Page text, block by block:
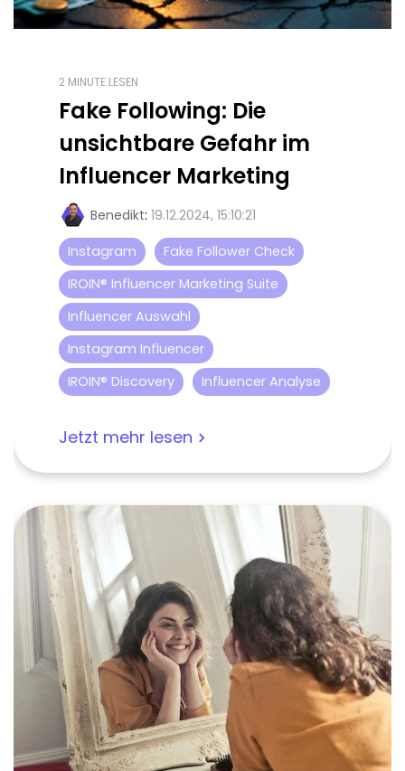
2 MINUTE LESEN
Fake Following: Die
unsichtbare Gefahr im
Influencer Marketing
Benedikt: 19.12.2024, 15:10:21
Instagram
Fake Follower Check
IROIN® Influencer Marketing Suite
Influencer Auswahl
Instagram Influencer
IROIN® Discovery
Influencer Analyse
Jetzt mehr lesen